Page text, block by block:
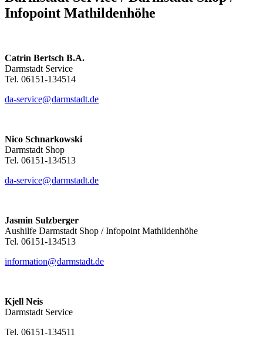
Infopoint Mathildenhöhe
Catrin Bertsch B.A.
Darmstadt Service
Tel. 06151-134514
da-service@darmstadt.de
Nico Schnarkowski
Darmstadt Shop
Tel. 06151-134513
da-service@darmstadt.de
Jasmin Sulzberger
Aushilfe Darmstadt Shop / Infopoint Mathildenhöhe
Tel. 06151-134513
information@darmstadt.de
Kjell Neis
Darmstadt Service
Tel. 06151-134511